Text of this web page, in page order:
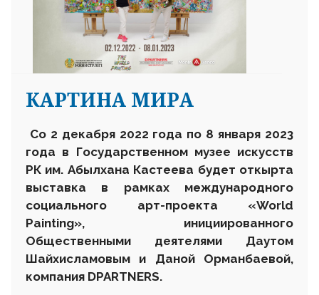
КАРТИНА МИРА
Со 2 декабря 2022 года по 8 января 2023
года в Государственном музее искусств
РК им. Абылхана Кастеева будет откырта
выставка в рамках международного
социального арт-проекта «World
Painting», инициированного
Общественными деятелями Даутом
Шайхисламовым и Даной Орманбаевой,
компания DPARTNERS.